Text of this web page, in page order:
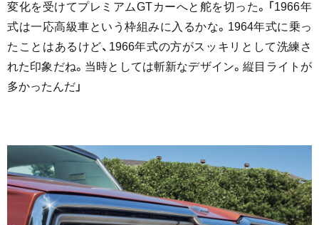
変化を受けてプレミアムGTカーへと舵を切った。「1966年
式は一応高級車という枠組みに入るかな。1964年式に乗っ
たことはあるけど、1966年式の方がスッキリとして洗練さ
れた印象だね。当時としては斬新なデザイン。縦目ライトが
多かったんだ」